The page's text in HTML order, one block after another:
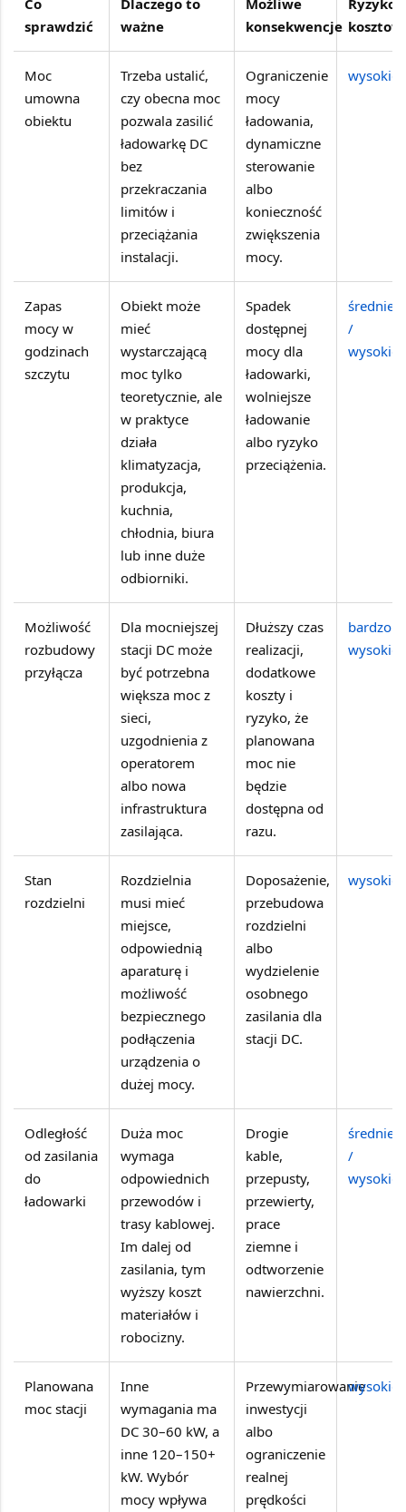
Co
sprawdzić
Dlaczego to
ważne
Możliwe
konsekwencje
Ryzyko
Moc
umowna
obiektu
Trzeba ustalić,
czy obecna moc
pozwala zasilić
ładowarkę DC
bez
przekraczania
limitów i
przeciążania
instalacji.
Ograniczenie
mocy
ładowania,
dynamiczne
sterowanie
albo
konieczność
zwiększenia
mocy.
wysokie
Zapas
mocy w
godzinach
szczytu
Obiekt może
mieć
wystarczającą
moc tylko
teoretycznie, ale
w praktyce
działa
klimatyzacja,
produkcja,
kuchnia,
chłodnia, biura
lub inne duże
odbiorniki.
Spadek
dostępnej
mocy dla
ładowarki,
wolniejsze
ładowanie
albo ryzyko
przeciążenia.
średnie
/
wysokie
Możliwość
rozbudowy
przyłącza
Dla mocniejszej
stacji DC może
być potrzebna
większa moc z
sieci,
uzgodnienia z
operatorem
albo nowa
infrastruktura
zasilająca.
Dłuższy czas
realizacji,
dodatkowe
koszty i
ryzyko, że
planowana
moc nie
będzie
dostępna od
razu.
bardzo
wysokie
Stan
rozdzielni
Rozdzielnia
musi mieć
miejsce,
odpowiednią
aparaturę i
możliwość
bezpiecznego
podłączenia
urządzenia o
dużej mocy.
Doposażenie,
przebudowa
rozdzielni
albo
wydzielenie
osobnego
zasilania dla
stacji DC.
wysokie
Odległość
od zasilania
do
ładowarki
Duża moc
wymaga
odpowiednich
przewodów i
trasy kablowej.
Im dalej od
zasilania, tym
wyższy koszt
materiałów i
robocizny.
Drogie
kable,
przepusty,
przewierty,
prace
ziemne i
odtworzenie
nawierzchni.
średnie
/
wysokie
Planowana
moc stacji
Inne
wymagania ma
DC 30–60 kW, a
inne 120–150+
kW. Wybór
mocy wpływa
Przewymiarowanie
inwestycji
albo
ograniczenie
realnej
prędkości
wysokie